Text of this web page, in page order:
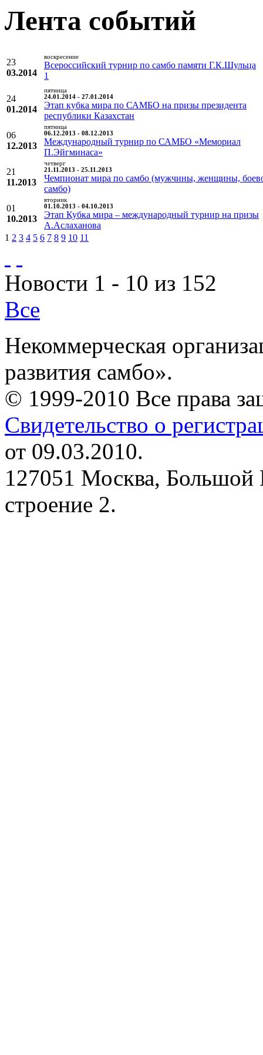
Лента событий
23
03.2014
воскресение
Всероссийский турнир по самбо памяти Г.К.Шульца
1
24
01.2014
пятница
24.01.2014 - 27.01.2014
Этап кубка мира по САМБО на призы президента
республики Казахстан
06
12.2013
пятница
06.12.2013 - 08.12.2013
Международный турнир по САМБО «Мемориал
П.Эйгминаса»
21
11.2013
четверг
21.11.2013 - 25.11.2013
Чемпионат мира по самбо (мужчины, женщины,
самбо)
01
10.2013
вторник
01.10.2013 - 04.10.2013
Этап Кубка мира – международный турнир на призы
А.Аслаханова
1 2 3 4 5 6 7 8 9 10 11
Новости 1 - 10 из 152
Все
Некоммерческая
развития самбо».
© 1999-2010 Все права
Свидетельство о
от 09.03.2010.
127051 Москва, Большой
строение 2.